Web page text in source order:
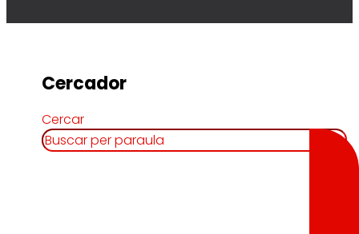
Cercador
Cercar